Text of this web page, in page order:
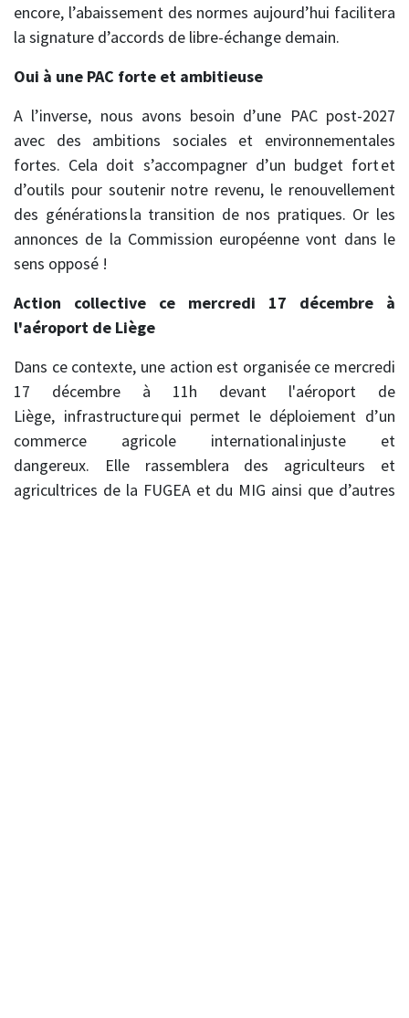
encore, l’abaissement des normes aujourd’hui facilitera
la signature d’accords de libre-échange demain.
Oui à une PAC forte et ambitieuse
A l’inverse, nous avons besoin d’une PAC post-2027
avec des ambitions sociales et environnementales
fortes. Cela doit s’accompagner d’un budget fort et
d’outils pour soutenir notre revenu, le renouvellement
des générations la transition de nos pratiques. Or les
annonces de la Commission européenne vont dans le
sens opposé !
Action collective ce mercredi 17 décembre à
l'aéroport de Liège
Dans ce contexte, une action est organisée ce mercredi
17 décembre à 11h devant l'aéroport de
Liège, infrastructure qui permet le déploiement d’un
commerce agricole international injuste et
dangereux. Elle rassemblera des agriculteurs et
agricultrices de la FUGEA et du MIG ainsi que d’autres